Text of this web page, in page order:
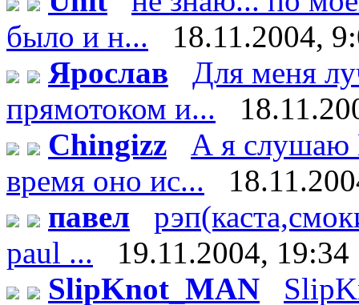
было и н...
18.11.2004,
Ярослав
Для меня
прямотоком и...
Chingizz
А я слушаю
время оно ис...
павел
paul ...
19.11.2004, 19:34
SlipKnot_MAN